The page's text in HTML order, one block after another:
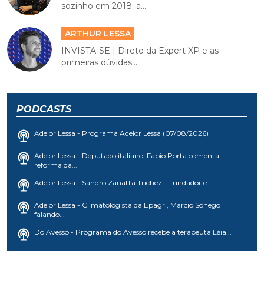
sozinho em 2018; a...
ARTHUR LESSA
INVISTA-SE | Direto da Expert XP e as
primeiras dúvidas...
PODCASTS
Adelor Lessa - Programa Adelor Lessa (07/08/2026)
Adelor Lessa - Deputado italiano, Fabio Porta comenta
reforma da...
Adelor Lessa - Sandro Zanatta Trichez - fundador e...
Adelor Lessa - Climatologista da Epagri, Márcio Sônego
falando...
Do Avesso - Programa do Avesso recebe a terapeuta Léia...